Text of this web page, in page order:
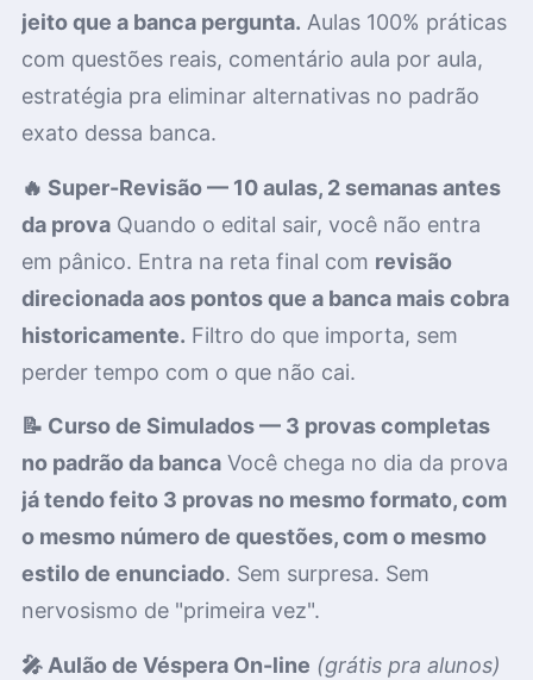
jeito que a banca pergunta. Aulas 100% práticas
com questões reais, comentário aula por aula,
estratégia pra eliminar alternativas no padrão
exato dessa banca.
🔥 Super-Revisão — 10 aulas, 2 semanas antes
da provaQuando o edital sair, você não entra
em pânico. Entra na reta final com revisão
direcionada aos pontos que a banca mais cobra
historicamente. Filtro do que importa, sem
perder tempo com o que não cai.
📝 Curso de Simulados — 3 provas completas
no padrão da bancaVocê chega no dia da prova
já tendo feito 3 provas no mesmo formato, com
o mesmo número de questões, com o mesmo
estilo de enunciado. Sem surpresa. Sem
nervosismo de "primeira vez".
🎤 Aulão de Véspera On-line (grátis pra alunos)